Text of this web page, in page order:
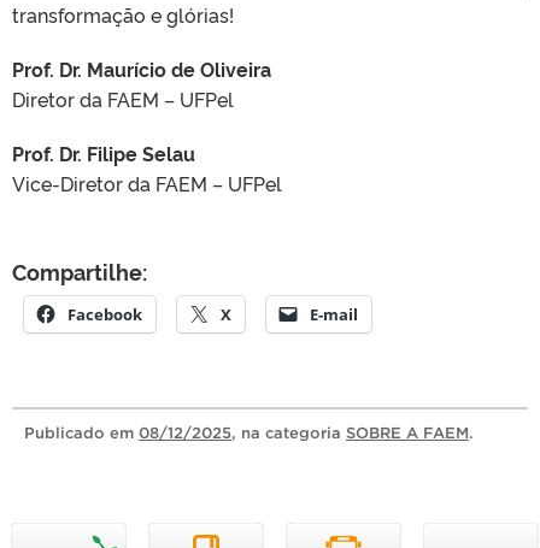
transformação e glórias!
Prof. Dr. Maurício de Oliveira
Diretor da FAEM – UFPel
Prof. Dr. Filipe Selau
Vice-Diretor da FAEM – UFPel
Compartilhe:
Facebook X E-mail
Publicado em 08/12/2025, na categoria SOBRE A FAEM.